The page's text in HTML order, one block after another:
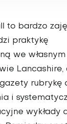
to bardzo
praktykę
we własnym
Lancashire,
rubrykę
i
wykłady